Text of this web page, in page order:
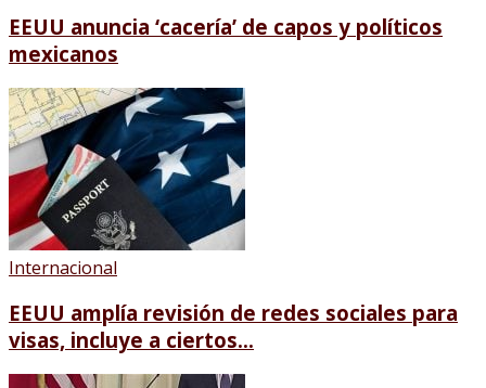
EEUU anuncia ‘cacería’ de capos y políticos
mexicanos
Internacional
EEUU amplía revisión de redes sociales para
visas, incluye a ciertos...